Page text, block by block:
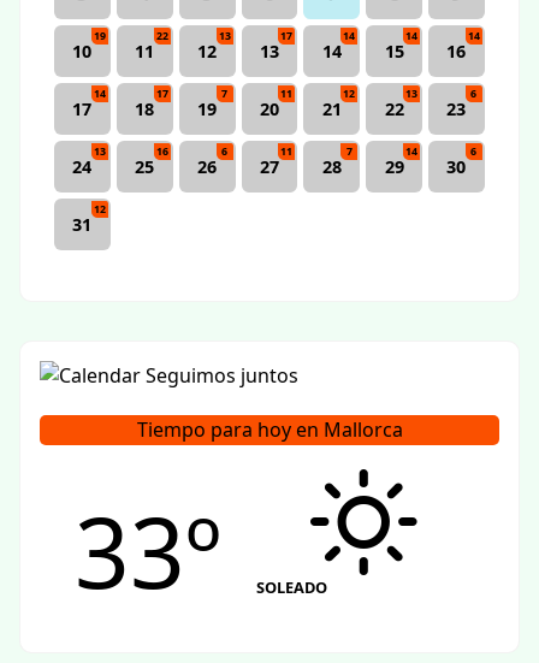
10
19
11
22
12
13
13
17
14
14
15
14
16
14
17
14
18
17
19
7
20
11
21
12
22
13
23
6
24
13
25
16
26
6
27
11
28
7
29
14
30
6
31
12
Tiempo para hoy en Mallorca
33º SOLEADO